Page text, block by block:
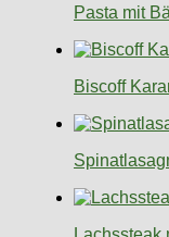
Pasta mit
Biscoff